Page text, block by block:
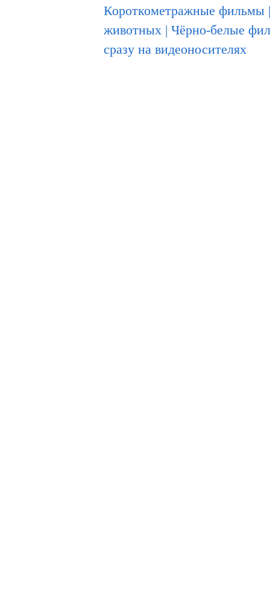
Короткометражные фильмы
животных | Чёрно-белые
сразу на видеоносителях